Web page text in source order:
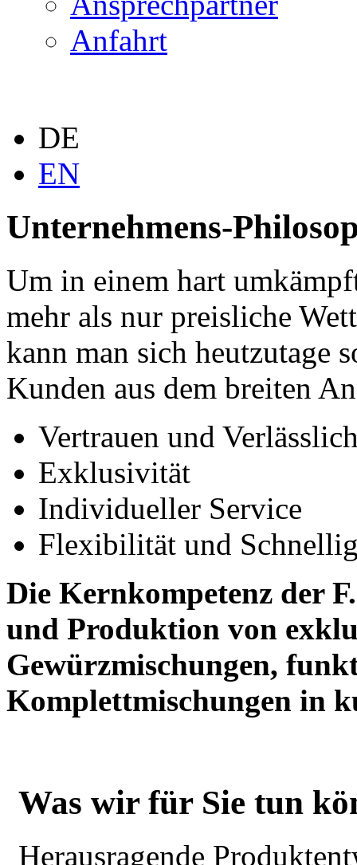
Anfahrt
DE
EN
Unternehmens-
Um in einem hart
mehr als nur preisliche
kann man sich heutzutage
Kunden aus dem breiten
Vertrauen und
Exklusivität
Individueller Service
Flexibilität und
Die Kernkompetenz der
und Produktion von
Gewürzmischungen,
Komplettmischungen in
Was wir für Sie tun
Herausragende